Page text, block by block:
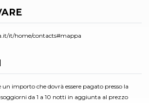
it/home/contacts#mappa
un importo che dovrà essere pagato presso la
da 1 a 10 notti in aggiunta al prezzo